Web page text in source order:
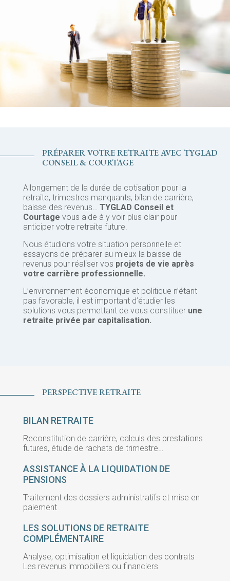
PRÉPARER VOTRE RETRAITE AVEC TYGLAD
CONSEIL & COURTAGE
Allongement de la durée de cotisation pour la
retraite, trimestres manquants, bilan de carrière,
baisse des revenus… TYGLAD Conseil et
Courtage vous aide à y voir plus clair pour
anticiper votre retraite future.
Nous étudions votre situation personnelle et
essayons de préparer au mieux la baisse de
revenus pour réaliser vos projets de vie après
votre carrière professionnelle.
L’environnement économique et politique n’étant
pas favorable, il est important d’étudier les
solutions vous permettant de vous constituer une
retraite privée par capitalisation.
PERSPECTIVE RETRAITE
BILAN RETRAITE
Reconstitution de carrière, calculs des prestations
futures, étude de rachats de trimestre…
ASSISTANCE À LA LIQUIDATION DE
PENSIONS
Traitement des dossiers administratifs et mise en
paiement
LES SOLUTIONS DE RETRAITE
COMPLÉMENTAIRE
Analyse, optimisation et liquidation des contrats
Les revenus immobiliers ou financiers